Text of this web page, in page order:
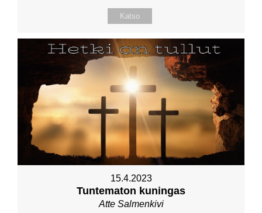
Katso
15.4.2023
Tuntematon kuningas
Atte Salmenkivi